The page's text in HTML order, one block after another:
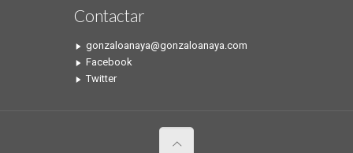
Contactar
gonzaloanaya@gonzaloanaya.com
Facebook
Twitter